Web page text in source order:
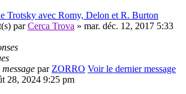
Trotsky avec Romy, Delon et R. Burton
parCerca Trova » mar. déc. 12, 2017 5:33
parZORRO Voir le dernier message
28, 2024 9:25 pm